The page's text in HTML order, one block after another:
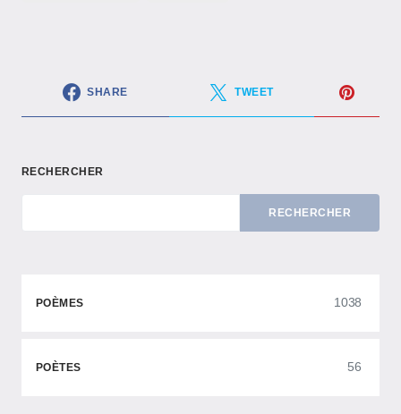
SHARE TWEET
RECHERCHER
RECHERCHER
POÈMES 1038
POÈTES 56